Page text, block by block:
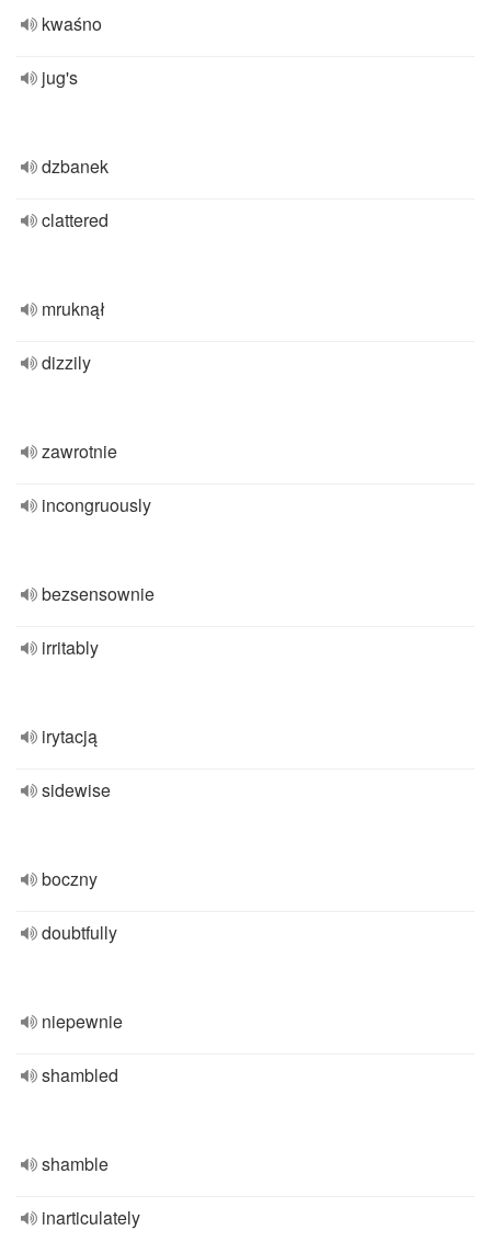
kwaśno
jug's
dzbanek
clattered
mruknął
dizzily
zawrotnie
incongruously
bezsensownie
irritably
irytacją
sidewise
boczny
doubtfully
niepewnie
shambled
shamble
inarticulately